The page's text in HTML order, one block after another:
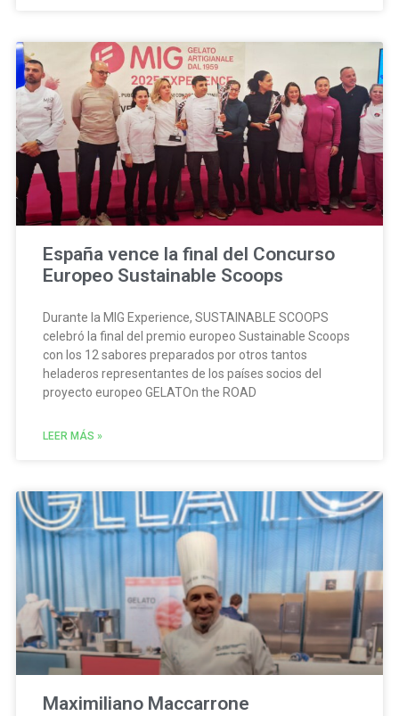
España vence la final del Concurso
Europeo Sustainable Scoops
Durante la MIG Experience, SUSTAINABLE SCOOPS
celebró la final del premio europeo Sustainable Scoops
con los 12 sabores preparados por otros tantos
heladeros representantes de los países socios del
proyecto europeo GELATOn the ROAD
LEER MÁS »
Maximiliano Maccarrone